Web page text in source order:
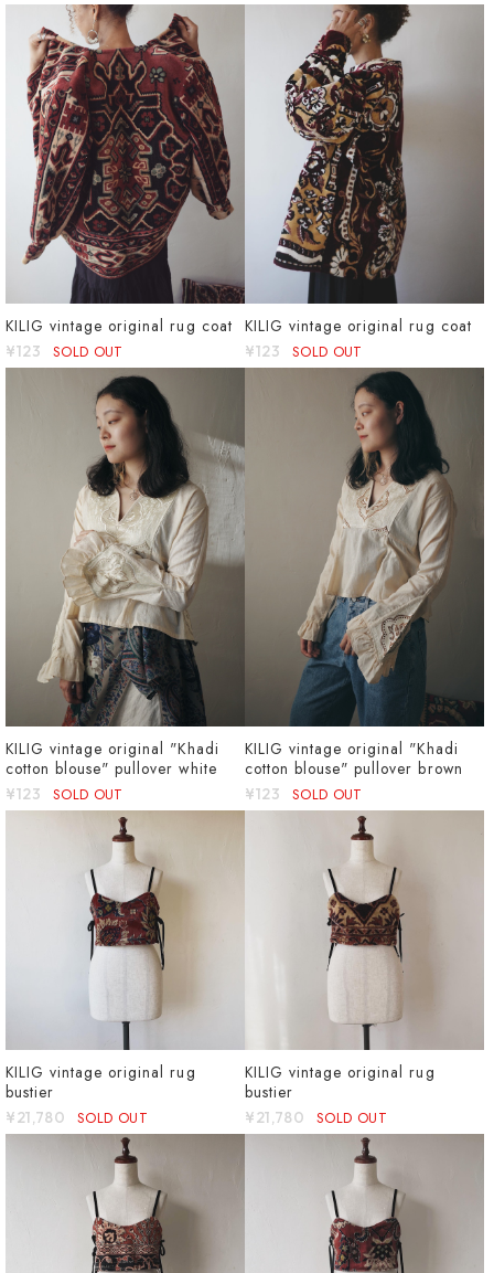
KILIG vintage original rug coat
¥123 SOLD OUT
KILIG vintage original rug coat
¥123 SOLD OUT
KILIG vintage original "Khadi
cotton blouse" pullover white
¥123 SOLD OUT
KILIG vintage original "Khadi
cotton blouse" pullover brown
¥123 SOLD OUT
KILIG vintage original rug
bustier
¥21,780 SOLD OUT
KILIG vintage original rug
bustier
¥21,780 SOLD OUT